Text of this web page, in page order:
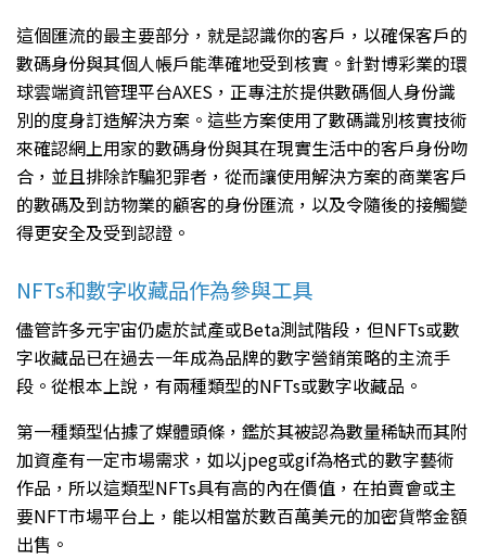
這個匯流的最主要部分，就是認識你的客戶，以確保客戶的
數碼身份與其個人帳戶能準確地受到核實。針對博彩業的環
球雲端資訊管理平台AXES，正專注於提供數碼個人身份識
別的度身訂造解決方案。這些方案使用了數碼識別核實技術
來確認網上用家的數碼身份與其在現實生活中的客戶身份吻
合，並且排除詐騙犯罪者，從而讓使用解決方案的商業客戶
的數碼及到訪物業的顧客的身份匯流，以及令隨後的接觸變
得更安全及受到認證。
NFTs和數字收藏品作為參與工具
儘管許多元宇宙仍處於試產或Beta測試階段，但NFTs或數
字收藏品已在過去一年成為品牌的數字營銷策略的主流手
段。從根本上說，有兩種類型的NFTs或數字收藏品。
第一種類型佔據了媒體頭條，鑑於其被認為數量稀缺而其附
加資產有一定市場需求，如以jpeg或gif為格式的數字藝術
作品，所以這類型NFTs具有高的內在價值，在拍賣會或主
要NFT市場平台上，能以相當於數百萬美元的加密貨幣金額
出售。